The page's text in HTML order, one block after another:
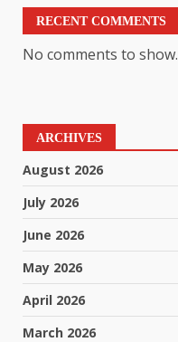
RECENT COMMENTS
No comments to show.
ARCHIVES
August 2026
July 2026
June 2026
May 2026
April 2026
March 2026